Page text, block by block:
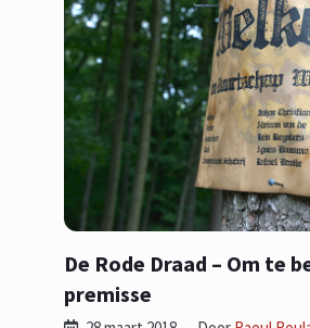
De Rode Draad – Om te
premisse